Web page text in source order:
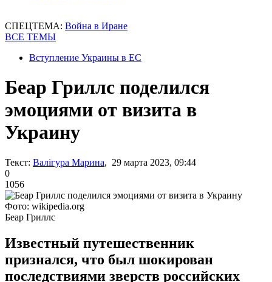
СПЕЦТЕМА: Война в Иране
ВСЕ ТЕМЫ
Вступление Украины в ЕС
Беар Гриллс поделился
эмоциями от визита в
Украину
Текст: Валігура Марина, 29 марта 2023, 09:44
0
1056
Фото: wikipedia.org
Беар Гриллс
Известный путешественник
признался, что был шокирован
последствиями зверств российских